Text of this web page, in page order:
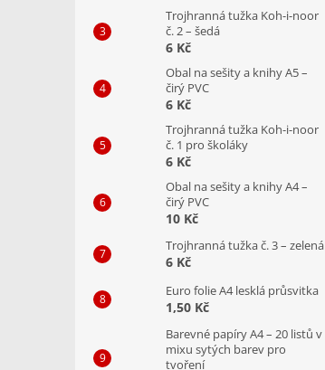
Trojhranná tužka Koh-i-noor
č. 2 – šedá
6 Kč
Obal na sešity a knihy A5 –
čirý PVC
6 Kč
Trojhranná tužka Koh-i-noor
č. 1 pro školáky
6 Kč
Obal na sešity a knihy A4 –
čirý PVC
10 Kč
Trojhranná tužka č. 3 – zelená
6 Kč
Euro folie A4 lesklá průsvitka
1,50 Kč
Barevné papíry A4 – 20 listů v
mixu sytých barev pro
tvoření